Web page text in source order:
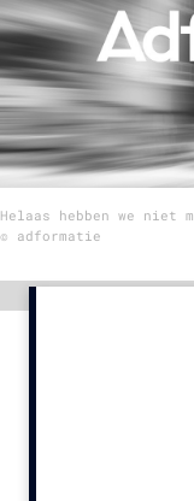
Menu
Home
9 sept: GenAI-training
12 nov: MarketingLive!
Adverteren
Events
Helaas hebben we niet
© adformatie